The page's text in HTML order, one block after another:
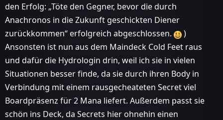
den Erfolg: „Töte den Gegner, bevor die durch
Anachronos in die Zukunft geschickten Diener
zurückkommen“ erfolgreich abgeschlossen.
)
Ansonsten ist nun aus dem Maindeck Cold Feet raus
und dafür die Hydrologin drin, weil ich sie in vielen
Situationen besser finde, da sie durch ihren Body in
Verbindung mit einem rausgecheateten Secret viel
Boardpräsenz für 2 Mana liefert. Außerdem passt sie
schön ins Deck, da Secrets hier ohnehin einen